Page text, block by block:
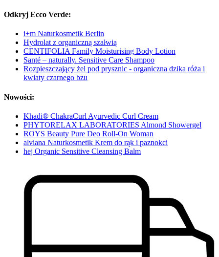
Odkryj Ecco Verde:
i+m Naturkosmetik Berlin
Hydrolat z organiczną szałwią
CENTIFOLIA Family Moisturising Body Lotion
Santé – naturally. Sensitive Care Shampoo
Rozpieszczający żel pod prysznic - organiczna dzika róża i
kwiaty czarnego bzu
Nowości:
Khadi® ChakraCurl Ayurvedic Curl Cream
PHYTORELAX LABORATORIES Almond Showergel
ROYS Beauty Pure Deo Roll-On Woman
alviana Naturkosmetik Krem do rąk i paznokci
hej Organic Sensitive Cleansing Balm